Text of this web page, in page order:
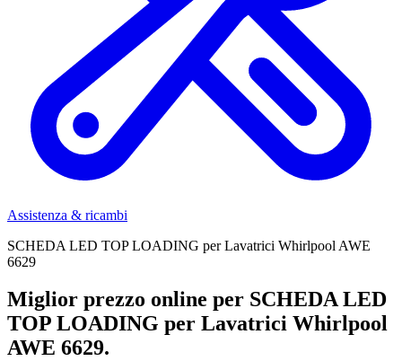
Assistenza & ricambi
SCHEDA LED TOP LOADING per Lavatrici Whirlpool AWE
6629
Miglior prezzo online per SCHEDA LED
TOP LOADING per Lavatrici Whirlpool
AWE 6629.